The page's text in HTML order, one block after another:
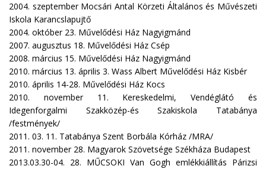
2004. szeptember Mocsári Antal Körzeti Általános és Művészeti
Iskola Karancslapujtő
2004. október 23. Művelődési Ház Nagyigmánd
2007. augusztus 18. Művelődési Ház Csép
2008. március 15. Művelődési Ház Nagyigmánd
2010. március 13. április 3. Wass Albert Művelődési Ház Kisbér
2010. április 14-28. Művelődési Ház Kocs
2010. november 11. Kereskedelmi, Vendéglátó és
Idegenforgalmi Szakközép-és Szakiskola Tatabánya
/festmények/
2011. 03. 11. Tatabánya Szent Borbála Kórház /MRA/
2011. november 28. Magyarok Szövetsége Székháza Budapest
2013.03.30-04. 28. MŰCSOKI Van Gogh emlékkiállítás Párizsi